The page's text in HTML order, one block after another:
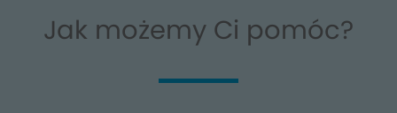
Jak możemy Ci pomóc?